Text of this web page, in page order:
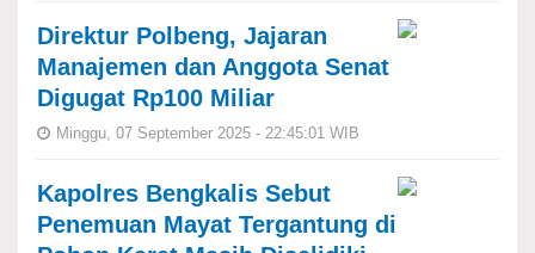
Direktur Polbeng, Jajaran
Manajemen dan Anggota Senat
Digugat Rp100 Miliar
Minggu, 07 September 2025 - 22:45:01 WIB
Kapolres Bengkalis Sebut
Penemuan Mayat Tergantung di